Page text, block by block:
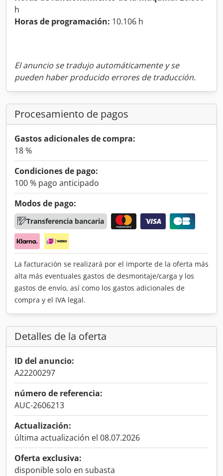
h
Horas de programación: 10.106 h
El anuncio se tradujo automáticamente y se
pueden haber producido errores de traducción.
Procesamiento de pagos
Gastos adicionales de compra:
18 %
Condiciones de pago:
100 % pago anticipado
Modos de pago:
Transferencia bancaria
La facturación se realizará por el importe de la oferta más
alta más eventuales gastos de desmontaje/carga y los
gastos de envío, así como los gastos adicionales de
compra y el IVA legal.
Detalles de la oferta
ID del anuncio:
A22200297
número de referencia:
AUC-2606213
Actualización:
última actualización el 08.07.2026
Oferta exclusiva:
disponible solo en subasta